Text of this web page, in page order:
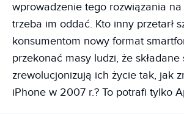
wprowadzenie tego rozwiązania
trzeba im oddać. Kto inny przetarł
konsumentom nowy format
przekonać masy ludzi, że
zrewolucjonizują ich życie tak, jak
iPhone w 2007 r.? To potrafi tylko